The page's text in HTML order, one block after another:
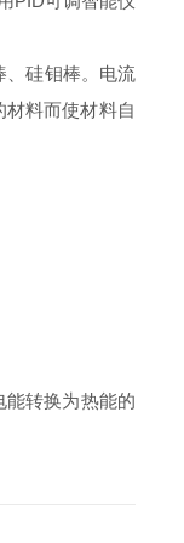
硅钼棒。电流
料而使材料自
能转换为热能的